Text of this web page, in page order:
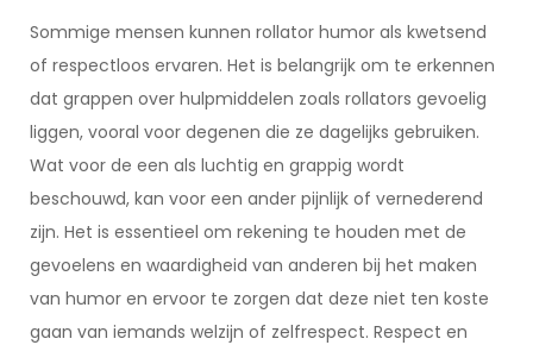
Sommige mensen kunnen rollator humor als kwetsend
of respectloos ervaren. Het is belangrijk om te erkennen
dat grappen over hulpmiddelen zoals rollators gevoelig
liggen, vooral voor degenen die ze dagelijks gebruiken.
Wat voor de een als luchtig en grappig wordt
beschouwd, kan voor een ander pijnlijk of vernederend
zijn. Het is essentieel om rekening te houden met de
gevoelens en waardigheid van anderen bij het maken
van humor en ervoor te zorgen dat deze niet ten koste
gaan van iemands welzijn of zelfrespect. Respect en